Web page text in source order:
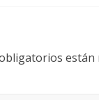
están